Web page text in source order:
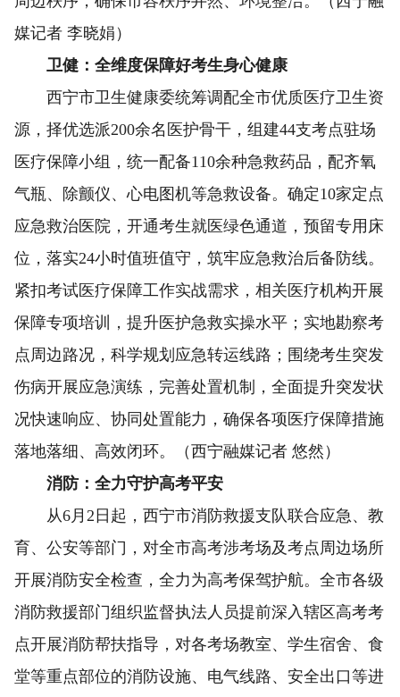
媒记者 李晓娟）
卫健：全维度保障好考生身心健康
西宁市卫生健康委统筹调配全市优质医疗卫生资
源，择优选派200余名医护骨干，组建44支考点驻场
医疗保障小组，统一配备110余种急救药品，配齐氧
气瓶、除颤仪、心电图机等急救设备。确定10家定点
应急救治医院，开通考生就医绿色通道，预留专用床
位，落实24小时值班值守，筑牢应急救治后备防线。
紧扣考试医疗保障工作实战需求，相关医疗机构开展
保障专项培训，提升医护急救实操水平；实地勘察考
点周边路况，科学规划应急转运线路；围绕考生突发
伤病开展应急演练，完善处置机制，全面提升突发状
况快速响应、协同处置能力，确保各项医疗保障措施
落地落细、高效闭环。（西宁融媒记者 悠然）
消防：全力守护高考平安
从6月2日起，西宁市消防救援支队联合应急、教
育、公安等部门，对全市高考涉考场及考点周边场所
开展消防安全检查，全力为高考保驾护航。全市各级
消防救援部门组织监督执法人员提前深入辖区高考考
点开展消防帮扶指导，对各考场教室、学生宿舍、食
堂等重点部位的消防设施、电气线路、安全出口等进